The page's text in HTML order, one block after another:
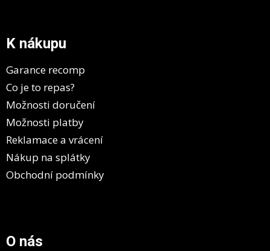
K nákupu
Garance recomp
Co je to repas?
Možnosti doručení
Možnosti platby
Reklamace a vrácení
Nákup na splátky
Obchodní podmínky
O nás